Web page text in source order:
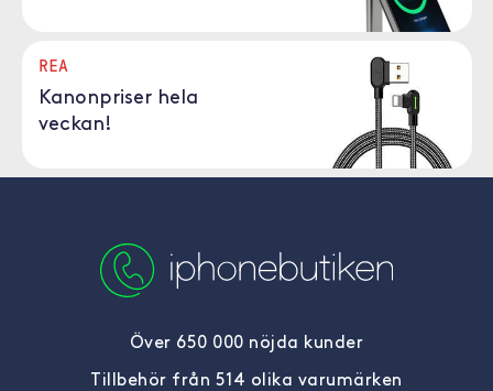
REA
Kanonpriser hela
veckan!
Över 650 000 nöjda kunder
Tillbehör från 514 olika varumärken